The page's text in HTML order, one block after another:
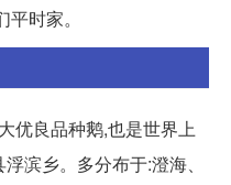
时家。
优良品种鹅,也是世界上
滨乡。多分布于:澄海、